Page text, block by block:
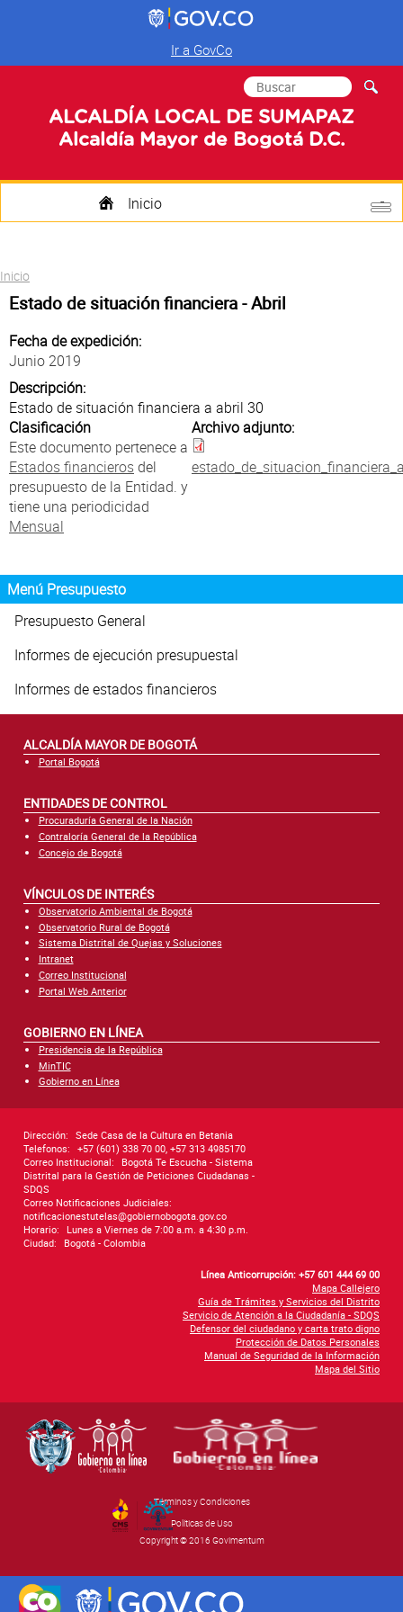
Ir a GovCo
ALCALDÍA LOCAL DE SUMAPAZ
Alcaldía Mayor de Bogotá D.C.
Formulario de
búsqueda
Buscar
Inicio
Atención al Ciudadano
Usted está aquí
Inicio
Estado de situación financiera - Abril
Fecha de expedición:
Junio 2019
Descripción:
Estado de situación financiera a abril 30
Clasificación
Este documento pertenece a
Estados financierosdel
presupuesto de la Entidad. y
tiene una periodicidad
Mensual
Archivo adjunto:
Menú Presupuesto
Presupuesto General
Informes de ejecución presupuestal
Informes de estados financieros
ALCALDÍA MAYOR DE BOGOTÁ
Portal Bogotá
ENTIDADES DE CONTROL
Procuraduría General de la Nación
Contraloría General de la República
Concejo de Bogotá
VÍNCULOS DE INTERÉS
Observatorio Ambiental de Bogotá
Observatorio Rural de Bogotá
Sistema Distrital de Quejas y Soluciones
Intranet
Correo Institucional
Portal Web Anterior
GOBIERNO EN LÍNEA
Presidencia de la República
MinTIC
Gobierno en Línea
Dirección: Sede Casa de la Cultura en Betania
Telefonos: +57 (601) 338 70 00, +57 313 4985170
Correo Institucional:
Bogotá Te Escucha - Sistema
Distrital para la Gestión de Peticiones Ciudadanas -
SDQS
Correo Notificaciones Judiciales:
notificacionestutelas@gobiernobogota.gov.co
Horario:
Lunes a Viernes de 7:00 a.m. a 4:30 p.m.
Ciudad:
Bogotá - Colombia
Línea Anticorrupción: +57 601 444 69 00
Mapa Callejero
Guía de Trámites y Servicios del Distrito
Servicio de Atención a la Ciudadanía - SDQS
Defensor del ciudadano y carta trato digno
Protección de Datos Personales
Manual de Seguridad de la Información
Mapa del Sitio
Términos y Condiciones
Políticas de Uso
Copyright © 2016 Govimentum
By Govimentum